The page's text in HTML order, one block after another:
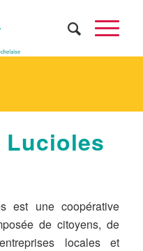
est une coopérative
de citoyens, de
locales et